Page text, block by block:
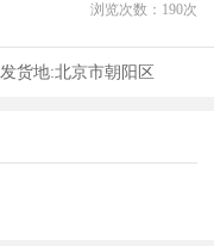
浏览次数： 190次
发货地:北京市朝阳区